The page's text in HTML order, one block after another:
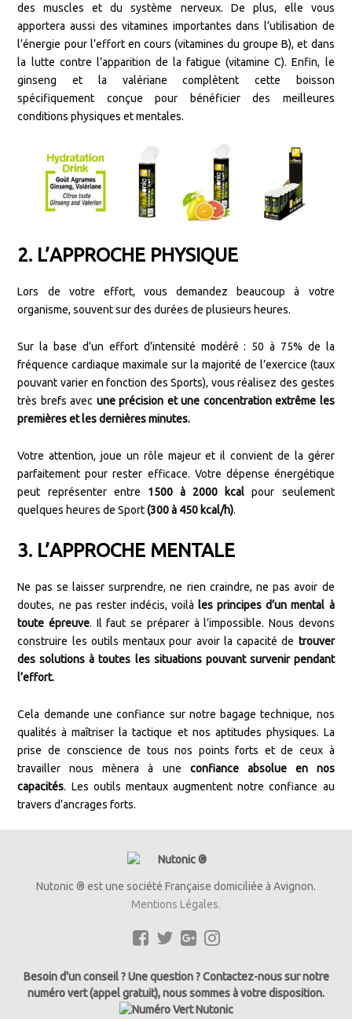
des muscles et du système nerveux. De plus, elle vous
apportera aussi des vitamines importantes dans l’utilisation de
l’énergie pour l’effort en cours (vitamines du groupe B), et dans
la lutte contre l’apparition de la fatigue (vitamine C). Enfin, le
ginseng et la valériane complètent cette boisson
spécifiquement conçue pour bénéficier des meilleures
conditions physiques et mentales.
2. L’APPROCHE PHYSIQUE
Lors de votre effort, vous demandez beaucoup à votre
organisme, souvent sur des durées de plusieurs heures.
Sur la base d’un effort d’intensité modéré : 50 à 75% de la
fréquence cardiaque maximale sur la majorité de l’exercice (taux
pouvant varier en fonction des Sports), vous réalisez des gestes
très brefs avec une précision et une concentration extrême les
premières et les dernières minutes.
Votre attention, joue un rôle majeur et il convient de la gérer
parfaitement pour rester efficace. Votre dépense énergétique
peut représenter entre 1500 à 2000 kcal pour seulement
quelques heures de Sport(300 à 450 kcal/h).
3. L’APPROCHE MENTALE
Ne pas se laisser surprendre, ne rien craindre, ne pas avoir de
doutes, ne pas rester indécis, voilàles principes d’un mental à
toute épreuve. Il faut se préparer à l’impossible. Nous devons
construire les outils mentaux pour avoir la capacité de trouver
des solutions à toutes les situations pouvant survenir pendant
l’effort.
Cela demande une confiance sur notre bagage technique, nos
qualités à maîtriser la tactique et nos aptitudes physiques. La
prise de conscience de tous nos points forts et de ceux à
travailler nous mènera à une confiance absolue en nos
capacités. Les outils mentaux augmentent notre confiance au
travers d’ancrages forts.
Nutonic ® est une société Française domiciliée à Avignon.
Mentions Légales.
Besoin d'un conseil ? Une question ? Contactez-nous sur notre
numéro vert (appel gratuit), nous sommes à votre disposition.